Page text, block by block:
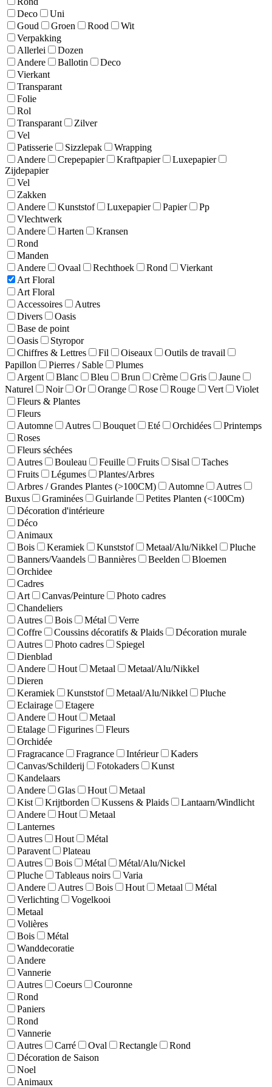
Deco
Uni
Goud
Groen Rood
Wit
Verpakking
Allerlei
Dozen
Andere
Ballotin
Deco
Vierkant
Transparant
Folie
Rol
Transparant
Zilver
Vel
Patisserie
Sizzlepak
Wrapping
Andere
Crepepapier Kraftpapier
Luxepapier
Zijdepapier
Vel
Zakken
Andere
Kunststof Luxepapier Papier
Pp
Vlechtwerk
Andere
Harten
Kransen
Rond
Manden
Andere
Ovaal Rechthoek Rond
Vierkant
Art Floral
Art Floral
Accessoires
Autres
Divers
Oasis
Base de point
Oasis
Styropor
Chiffres & Lettres
Fil Oiseaux
Outils de travail
Papillon
Pierres / Sable
Plumes
Argent
Blanc Bleu Brun Crème Gris
Jaune
Naturel
Noir Or Orange Rose Rouge Vert
Violet
Fleurs & Plantes
Fleurs
Automne
Autres Bouquet Eté Orchidées
Printemps
Roses
Fleurs séchées
Autres
Bouleau Feuille Fruits Sisal
Taches
Fruits
Légumes
Plantes/Arbres
Arbres / Grandes Plantes (>100CM)
Automne
Autres
Buxus
Graminées Guirlande
Petites Planten (<100Cm)
Décoration d'intérieure
Déco
Animaux
Bois
Keramiek Kunststof Metaal/Alu/Nikkel
Pluche
Banners/Vaandels
Bannières Beelden
Bloemen
Orchidee
Cadres
Art
Canvas/Peinture
Photo cadres
Chandeliers
Autres
Bois Métal
Verre
Coffre
Coussins décoratifs & Plaids
Décoration murale
Autres
Photo cadres
Spiegel
Dienblad
Andere
Hout Metaal
Metaal/Alu/Nikkel
Dieren
Keramiek
Kunststof Metaal/Alu/Nikkel
Pluche
Eclairage
Etagere
Andere
Hout
Metaal
Etalage
Figurines
Fleurs
Orchidée
Fragracance
Fragrance Intérieur
Kaders
Canvas/Schilderij
Fotokaders
Kunst
Kandelaars
Andere
Glas Hout
Metaal
Kist
Krijtborden Kussens & Plaids
Lantaarn/Windlicht
Andere
Hout
Metaal
Lanternes
Autres
Hout
Métal
Paravent
Plateau
Autres
Bois Métal
Métal/Alu/Nickel
Pluche
Tableaus noirs
Varia
Andere
Autres Bois Hout Metaal
Métal
Verlichting
Vogelkooi
Metaal
Volières
Bois
Métal
Wanddecoratie
Andere
Vannerie
Autres
Coeurs
Couronne
Rond
Paniers
Rond
Vannerie
Autres
Carré Oval Rectangle
Rond
Décoration de Saison
Noel
Animaux